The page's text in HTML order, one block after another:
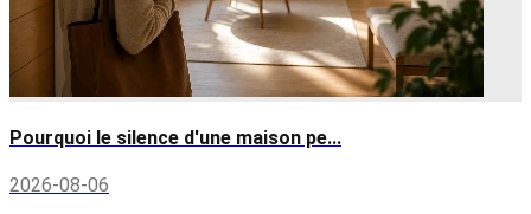
Pourquoi le silence d'une maison pe...
2026-08-06